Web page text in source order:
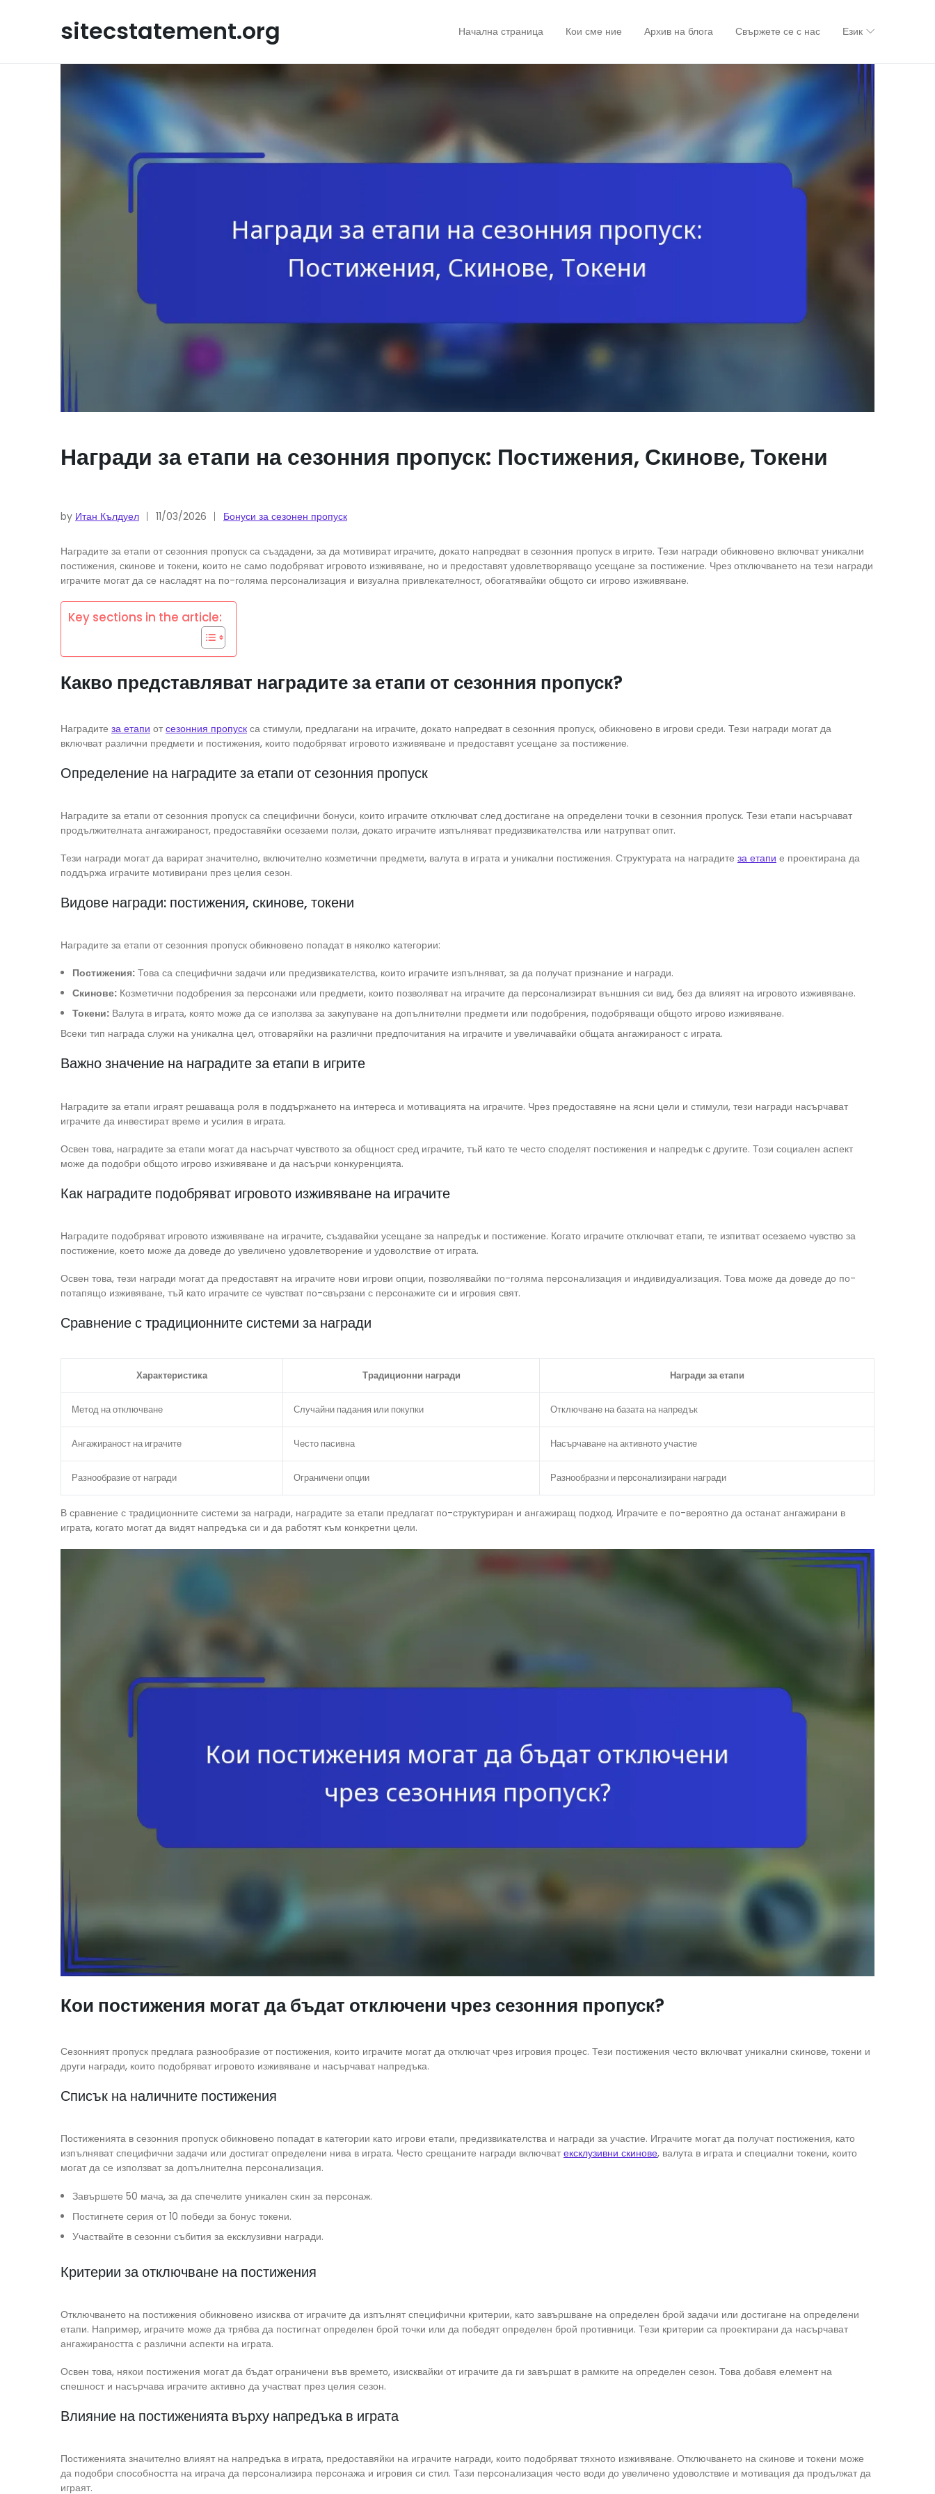
sitecstatement.org Начална страница Кои сме ние Архив на блога Свържете се с нас Език
Награди за етапи на сезонния пропуск: Постижения, Скинове, Токени
by Итан Кълдуел 11/03/2026 Бонуси за сезонен пропуск
Наградите за етапи от сезонния пропуск са създадени, за да мотивират играчите, докато напредват в сезонния пропуск в игрите. Тези награди обикновено включват уникални
постижения, скинове и токени, които не само подобряват игровото изживяване, но и предоставят удовлетворяващо усещане за постижение. Чрез отключването на тези награди
играчите могат да се насладят на по-голяма персонализация и визуална привлекателност, обогатявайки общото си игрово изживяване.
Key sections in the article:
Какво представляват наградите за етапи от сезонния пропуск?
Наградите за етапи от сезонния пропуск са стимули, предлагани на играчите, докато напредват в сезонния пропуск, обикновено в игрови среди. Тези награди могат да
включват различни предмети и постижения, които подобряват игровото изживяване и предоставят усещане за постижение.
Определение на наградите за етапи от сезонния пропуск
Наградите за етапи от сезонния пропуск са специфични бонуси, които играчите отключват след достигане на определени точки в сезонния пропуск. Тези етапи насърчават
продължителната ангажираност, предоставяйки осезаеми ползи, докато играчите изпълняват предизвикателства или натрупват опит.
Тези награди могат да варират значително, включително козметични предмети, валута в играта и уникални постижения. Структурата на наградите за етапи е проектирана да
поддържа играчите мотивирани през целия сезон.
Видове награди: постижения, скинове, токени
Наградите за етапи от сезонния пропуск обикновено попадат в няколко категории:
Постижения: Това са специфични задачи или предизвикателства, които играчите изпълняват, за да получат признание и награди.
Скинове: Козметични подобрения за персонажи или предмети, които позволяват на играчите да персонализират външния си вид, без да влияят на игровото изживяване.
Токени: Валута в играта, която може да се използва за закупуване на допълнителни предмети или подобрения, подобряващи общото игрово изживяване.
Всеки тип награда служи на уникална цел, отговаряйки на различни предпочитания на играчите и увеличавайки общата ангажираност с играта.
Важно значение на наградите за етапи в игрите
Наградите за етапи играят решаваща роля в поддържането на интереса и мотивацията на играчите. Чрез предоставяне на ясни цели и стимули, тези награди насърчават
играчите да инвестират време и усилия в играта.
Освен това, наградите за етапи могат да насърчат чувството за общност сред играчите, тъй като те често споделят постижения и напредък с другите. Този социален аспект
може да подобри общото игрово изживяване и да насърчи конкуренцията.
Как наградите подобряват игровото изживяване на играчите
Наградите подобряват игровото изживяване на играчите, създавайки усещане за напредък и постижение. Когато играчите отключват етапи, те изпитват осезаемо чувство за
постижение, което може да доведе до увеличено удовлетворение и удоволствие от играта.
Освен това, тези награди могат да предоставят на играчите нови игрови опции, позволявайки по-голяма персонализация и индивидуализация. Това може да доведе до по-
потапящо изживяване, тъй като играчите се чувстват по-свързани с персонажите си и игровия свят.
Сравнение с традиционните системи за награди
Характеристика Традиционни награди Награди за етапи
Метод на отключване Случайни падания или покупки Отключване на базата на напредък
Ангажираност на играчите Често пасивна Насърчаване на активното участие
Разнообразие от награди Ограничени опции Разнообразни и персонализирани награди
В сравнение с традиционните системи за награди, наградите за етапи предлагат по-структуриран и ангажиращ подход. Играчите е по-вероятно да останат ангажирани в
играта, когато могат да видят напредъка си и да работят към конкретни цели.
Кои постижения могат да бъдат отключени чрез сезонния пропуск?
Сезонният пропуск предлага разнообразие от постижения, които играчите могат да отключат чрез игровия процес. Тези постижения често включват уникални скинове, токени и
други награди, които подобряват игровото изживяване и насърчават напредъка.
Списък на наличните постижения
Постиженията в сезонния пропуск обикновено попадат в категории като игрови етапи, предизвикателства и награди за участие. Играчите могат да получат постижения, като
изпълняват специфични задачи или достигат определени нива в играта. Често срещаните награди включват ексклузивни скинове, валута в играта и специални токени, които
могат да се използват за допълнителна персонализация.
Завършете 50 мача, за да спечелите уникален скин за персонаж.
Постигнете серия от 10 победи за бонус токени.
Участвайте в сезонни събития за ексклузивни награди.
Критерии за отключване на постижения
Отключването на постижения обикновено изисква от играчите да изпълнят специфични критерии, като завършване на определен брой задачи или достигане на определени
етапи. Например, играчите може да трябва да постигнат определен брой точки или да победят определен брой противници. Тези критерии са проектирани да насърчават
ангажираността с различни аспекти на играта.
Освен това, някои постижения могат да бъдат ограничени във времето, изисквайки от играчите да ги завършат в рамките на определен сезон. Това добавя елемент на
спешност и насърчава играчите активно да участват през целия сезон.
Влияние на постиженията върху напредъка в играта
Постиженията значително влияят на напредъка в играта, предоставяйки на играчите награди, които подобряват тяхното изживяване. Отключването на скинове и токени може
да подобри способността на играча да персонализира персонажа и игровия си стил. Тази персонализация често води до увеличено удоволствие и мотивация да продължат да
играят.